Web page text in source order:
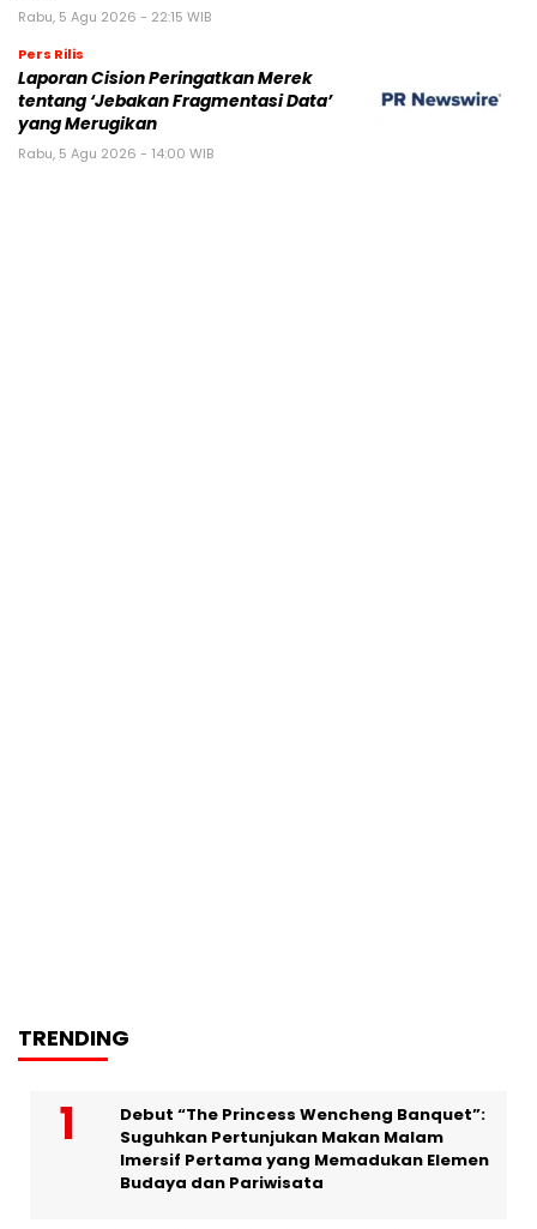
Rabu, 5 Agu 2026 - 22:15 WIB
Pers Rilis
Laporan Cision Peringatkan Merek
tentang ‘Jebakan Fragmentasi Data’
yang Merugikan
Rabu, 5 Agu 2026 - 14:00 WIB
TRENDING
Debut “The Princess Wencheng Banquet”:
Suguhkan Pertunjukan Makan Malam
Imersif Pertama yang Memadukan Elemen
Budaya dan Pariwisata